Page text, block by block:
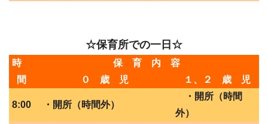
☆保育所での一日☆
時
間
保 育 内 容
０ 歳 児
１、２ 歳 児
8:00 ・開所（時間外）
・開所（時間
外）